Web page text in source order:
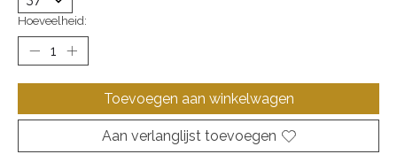
Hoeveelheid:
Toevoegen aan winkelwagen
Aan verlanglijst toevoegen